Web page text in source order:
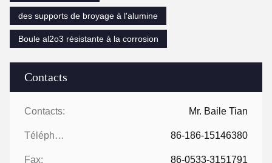
Contacts
Contacts: Mr. Baile Tian
Téléphone: 86-186-15146380
Fax: 86-0533-3151791
des supports de broyage à l'alumine
Boule al2o3 résistante à la corrosion